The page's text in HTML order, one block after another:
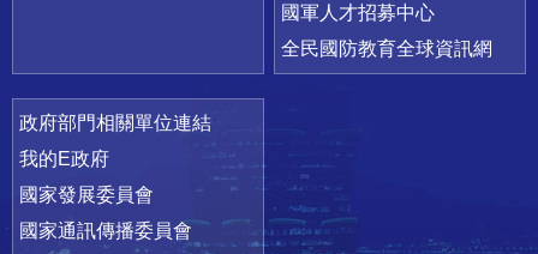
國軍人才招募中心
全民國防教育全球資訊網
政府部門相關單位連結
我的E政府
國家發展委員會
國家通訊傳播委員會